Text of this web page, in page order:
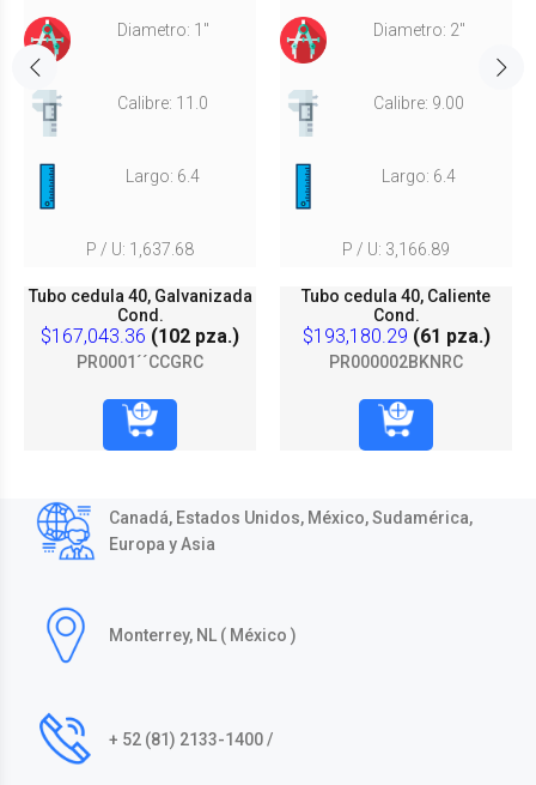
Diametro: 1"
Calibre: 11.0
Largo: 6.4
P / U: 1,637.68
Tubo cedula 40, Galvanizada
Cond.
$167,043.36 (102 pza.)
PR0001´´CCGRC
Diametro: 2"
Calibre: 9.00
Largo: 6.4
P / U: 3,166.89
Tubo cedula 40, Caliente
Cond.
$193,180.29 (61 pza.)
PR000002BKNRC
Canadá, Estados Unidos, México, Sudamérica,
Europa y Asia
Monterrey, NL ( México )
+ 52 (81) 2133-1400 /